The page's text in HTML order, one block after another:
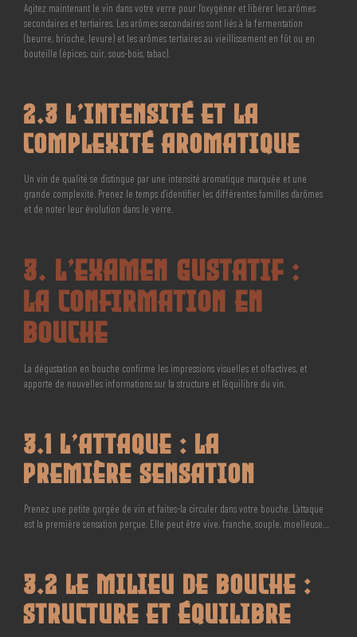
Agitez maintenant le vin dans votre verre pour l’oxygéner et libérer les arômes
secondaires et tertiaires. Les arômes secondaires sont liés à la fermentation
(beurre, brioche, levure) et les arômes tertiaires au vieillissement en fût ou en
bouteille (épices, cuir, sous-bois, tabac).
2.3 L’Intensité et la
Complexité Aromatique
Un vin de qualité se distingue par une intensité aromatique marquée et une
grande complexité. Prenez le temps d’identifier les différentes familles d’arômes
et de noter leur évolution dans le verre.
3. L’Examen Gustatif :
La Confirmation en
Bouche
La dégustation en bouche confirme les impressions visuelles et olfactives, et
apporte de nouvelles informations sur la structure et l’équilibre du vin.
3.1 L’Attaque : La
Première Sensation
Prenez une petite gorgée de vin et faites-la circuler dans votre bouche. L’attaque
est la première sensation perçue. Elle peut être vive, franche, souple, moelleuse…
3.2 Le Milieu de Bouche :
Structure et Équilibre